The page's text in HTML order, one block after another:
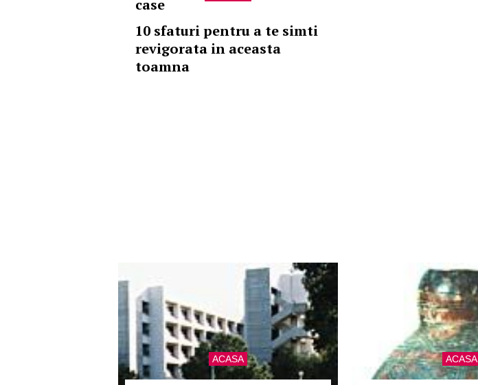
case
10 sfaturi pentru a te simti
revigorata in aceasta
toamna
ACASA ACASA